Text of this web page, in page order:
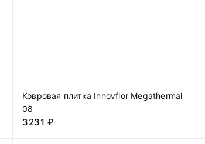
Ковровая плитка Innovflor Megathermal
08
3231 ₽